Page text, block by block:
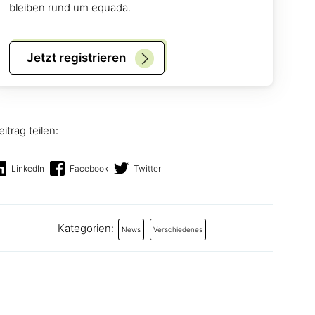
bleiben rund um equada.
Jetzt registrieren
teilen:
LinkedIn Facebook Twitter
Kategorien: News Verschiedenes